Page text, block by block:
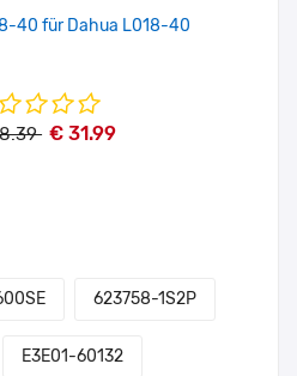
40 für Dahua L018-40
€ 31.99
623758-1S2P
E3E01-60132